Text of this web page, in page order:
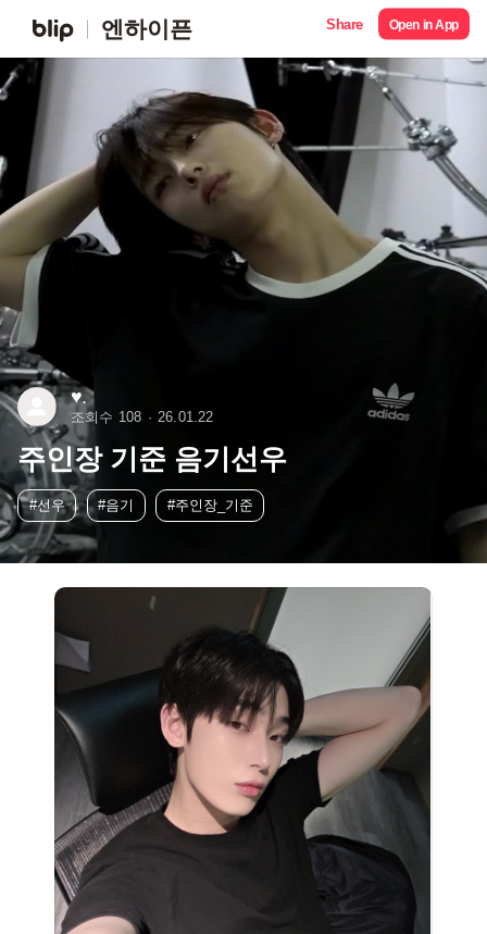
엔하이픈 Share Open in App
♥︎.
조회수 108 26.01.22
주인장 기준 음기선우
#선우 #음기 #주인장_기준